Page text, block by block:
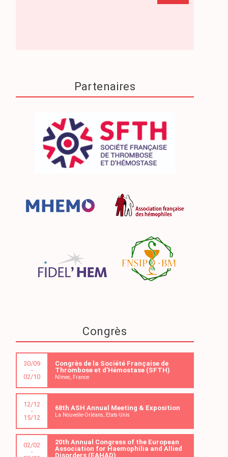
Partenaires
Congrès
30/09
-
02/10
Congrès de la Société Française de
Thrombose et d’Hémostase (SFTH)
Nîmes, France
12/12
-
15/12
68th ASH Annual Meeting & Exposition
La Nouvelle-Orléans, Etats-Unis
02/02
-
20th Annual Congress of the European
Association for Haemophilia and Allied
Disorders (EAHAD)